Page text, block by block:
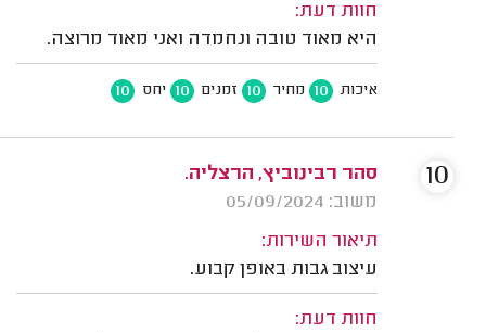
חוות דעת:
היא מאוד טובה ונחמדה ואני מאוד מרוצה.
איכות 10 מחיר 10 זמנים 10 יחס 10
סהר רבינוביץ, הרצליה.
משוב: 05/09/2024
תיאור השירות:
עיצוב גבות באופן קבוע.
חוות דעת:
10